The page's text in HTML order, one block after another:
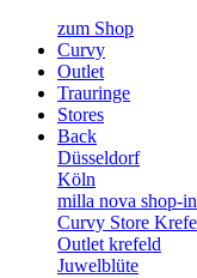
zum Shop
Curvy
Outlet
Trauringe
Stores
Back
Düsseldorf
Köln
milla nova shop-
Curvy Store
Outlet krefeld
Juwelblüte